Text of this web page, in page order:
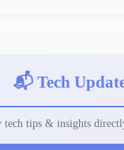
📬 Tech
tech tips & insights